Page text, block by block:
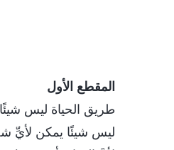
المقطع الأول
طريق الحياة ليس
ليس شيئًا يمكن لأيِّ